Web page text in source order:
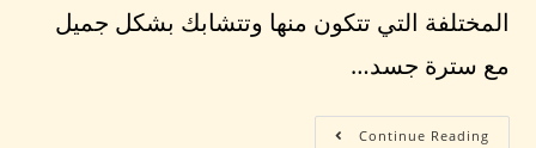
المختلفة التي تتكون منها وتتشابك بشكل جميل
مع سترة جسد…
Continue Reading